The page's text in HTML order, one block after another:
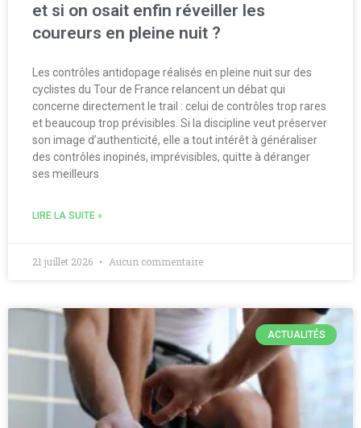
et si on osait enfin réveiller les
coureurs en pleine nuit ?
Les contrôles antidopage réalisés en pleine nuit sur des
cyclistes du Tour de France relancent un débat qui
concerne directement le trail : celui de contrôles trop rares
et beaucoup trop prévisibles. Si la discipline veut préserver
son image d’authenticité, elle a tout intérêt à généraliser
des contrôles inopinés, imprévisibles, quitte à déranger
ses meilleurs
LIRE LA SUITE »
21 juillet 2026 Aucun commentaire
ACTUALITÉS